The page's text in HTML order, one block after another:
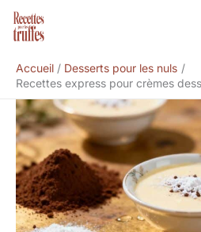
Aller
Accueil
Desserts pour les nuls
Recettes express pour crèmes
Rechercher